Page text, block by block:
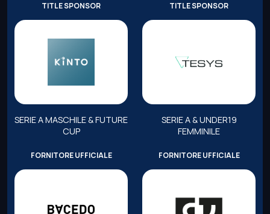
TITLE SPONSOR
SERIE A MASCHILE & FUTURE
CUP
TITLE SPONSOR
SERIE A & UNDER19
FEMMINILE
FORNITORE UFFICIALE FORNITORE UFFICIALE